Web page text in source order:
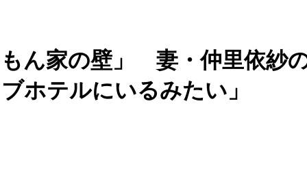
ん家の壁」 妻・仲里依紗
ホテルにいるみたい」